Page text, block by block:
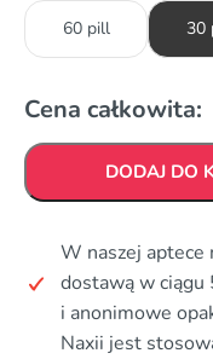
60 pill 30
Cena całkowita:
DODAJ DO
W naszej aptece
dostawą w ciągu
i anonimowe
Naxii jest